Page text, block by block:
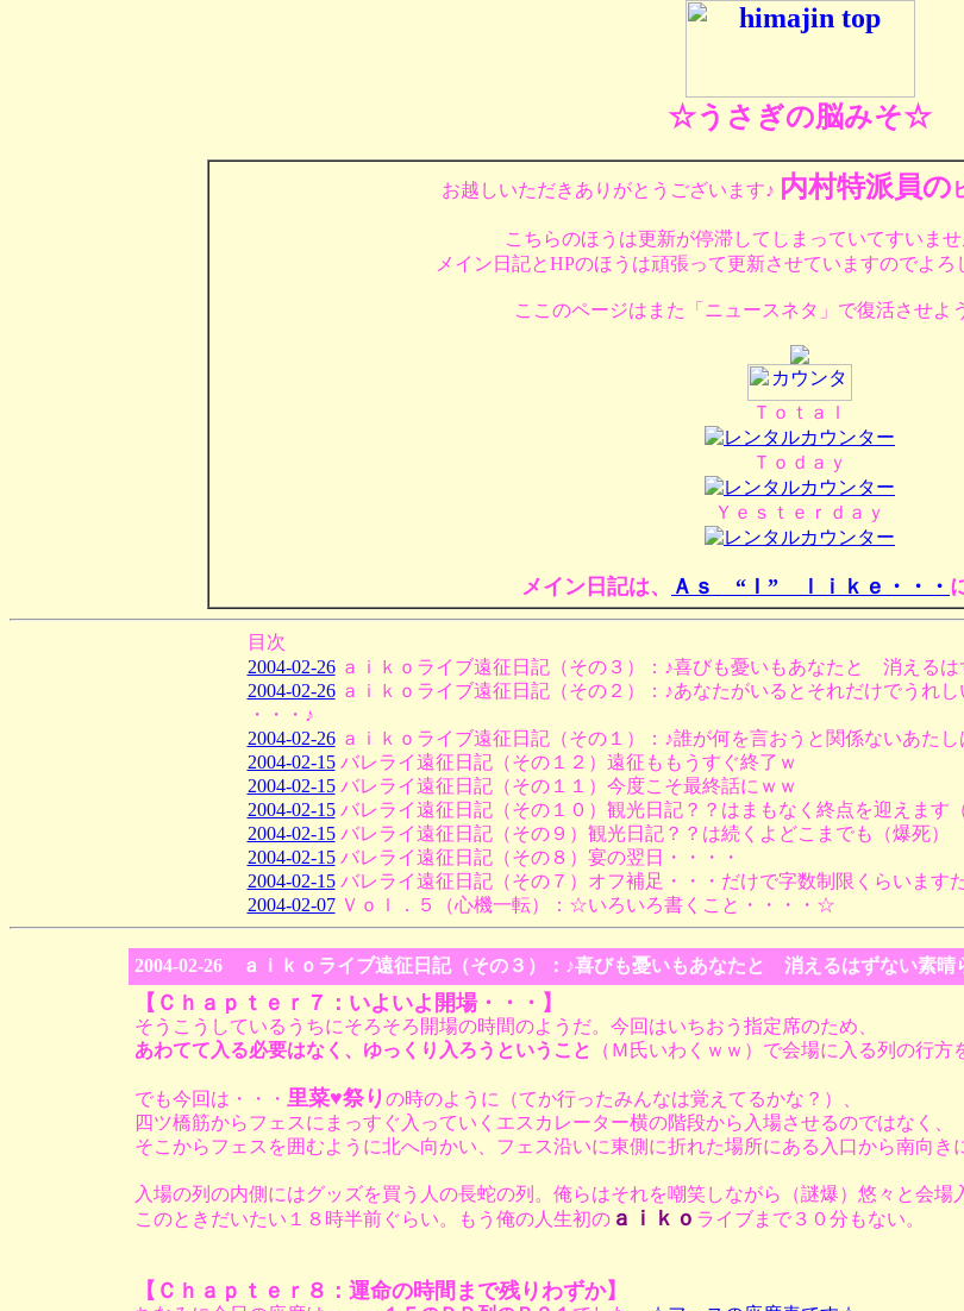
☆うさぎの脳みそ☆
お越しいただきありがとうございます♪ 内村特派員の
こちらのほうは更新が停滞してしまっていてすいま
メイン日記とHPのほうは頑張って更新させていますのでよろ
ここのページはまた「ニュースネタ」で復活させよ
Ｔｏｔａｌ
Ｔｏｄａｙ
Ｙｅｓｔｅｒｄａｙ
メイン日記は、 Ａｓ “Ｉ” ｌｉｋｅ・・・
目次
2004-02-26ａｉｋｏライブ遠征日記（その３）：♪喜びも憂いもあなたと 消えるは
2004-02-26ａｉｋｏライブ遠征日記（その２）：♪あなたがいるとそれだけでう
・・・♪
2004-02-26ａｉｋｏライブ遠征日記（その１）：♪誰が何を言おうと関係ないあた
2004-02-15バレライ遠征日記（その１２）遠征ももうすぐ終了ｗ
2004-02-15バレライ遠征日記（その１１）今度こそ最終話にｗｗ
2004-02-15バレライ遠征日記（その１０）観光日記？？はまもなく終点を迎えます（
2004-02-15バレライ遠征日記（その９）観光日記？？は続くよどこまでも（爆死）
2004-02-15バレライ遠征日記（その８）宴の翌日・・・・
2004-02-15バレライ遠征日記（その７）オフ補足・・・だけで字数制限くらいますた
2004-02-07Ｖｏｌ．５（心機一転）：☆いろいろ書くこと・・・・☆
2004-02-26 ａｉｋｏライブ遠征日記（その３）：♪喜びも憂いもあなたと 消えるはずない素晴
【Ｃｈａｐｔｅｒ７：いよいよ開場・・・】
そうこうしているうちにそろそろ開場の時間のようだ。今回はいちおう指定席のため、
あわてて入る必要はなく、ゆっくり入ろうということ
（Ｍ氏いわくｗｗ）で会場に入る列の行方
でも今回は・・・ 里菜♥祭りの時のように（てか行ったみんなは覚えてるかな？）、
四ツ橋筋からフェスにまっすぐ入っていくエスカレーター横の階段から入場させるのではなく、
そこからフェスを囲むように北へ向かい、フェス沿いに東側に折れた場所にある入口から南向き
入場の列の内側にはグッズを買う人の長蛇の列。俺らはそれを嘲笑しながら（謎爆）悠々と会場
このときだいたい１８時半前ぐらい。もう俺の人生初の ａｉｋｏ ライブまで３０分もない。
【Ｃｈａｐｔｅｒ８：運命の時間まで残りわずか】